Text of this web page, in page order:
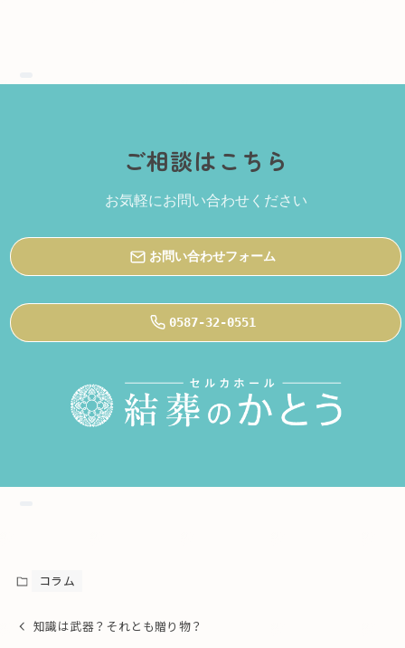
ご相談はこちら
お気軽にお問い合わせください
お問い合わせフォーム
0587-32-0551
コラム
知識は武器？それとも贈り物？